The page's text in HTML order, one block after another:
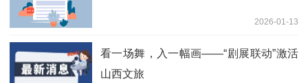
2026-01-13
看一场舞，入一幅画——“剧展联动”激活
山西文旅